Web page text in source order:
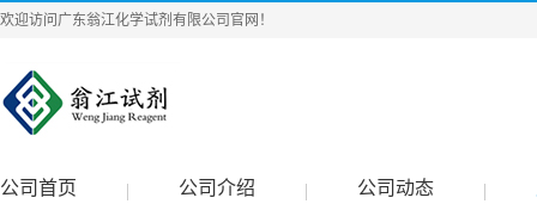
欢迎访问广东翁江化学试剂有限公司官网！
公司首页 公司介绍 公司动态